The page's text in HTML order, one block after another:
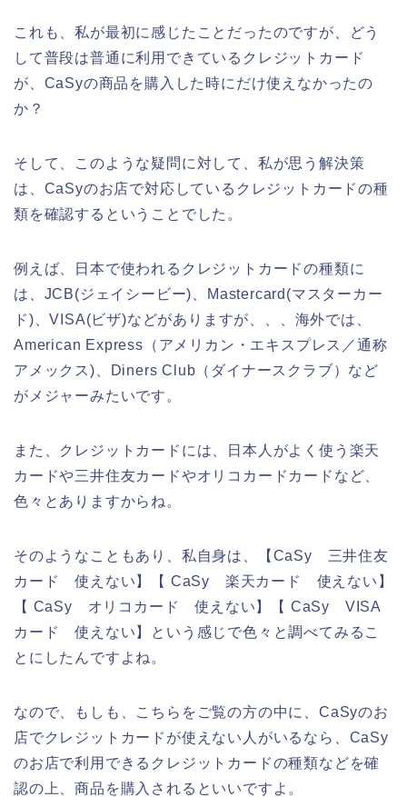
これも、私が最初に感じたことだったのですが、どう
して普段は普通に利用できているクレジットカード
が、CaSyの商品を購入した時にだけ使えなかったの
か？
そして、このような疑問に対して、私が思う解決策
は、CaSyのお店で対応しているクレジットカードの種
類を確認するということでした。
例えば、日本で使われるクレジットカードの種類に
は、JCB(ジェイシービー)、Mastercard(マスターカー
ド)、VISA(ビザ)などがありますが、、、海外では、
American Express（アメリカン・エキスプレス／通称
アメックス)、Diners Club（ダイナースクラブ）など
がメジャーみたいです。
また、クレジットカードには、日本人がよく使う楽天
カードや三井住友カードやオリコカードカードなど、
色々とありますからね。
そのようなこともあり、私自身は、【CaSy 三井住友
カード 使えない】【 CaSy 楽天カード 使えない】
【 CaSy オリコカード 使えない】【 CaSy VISA
カード 使えない】という感じで色々と調べてみるこ
とにしたんですよね。
なので、もしも、こちらをご覧の方の中に、CaSyのお
店でクレジットカードが使えない人がいるなら、CaSy
のお店で利用できるクレジットカードの種類などを確
認の上、商品を購入されるといいですよ。